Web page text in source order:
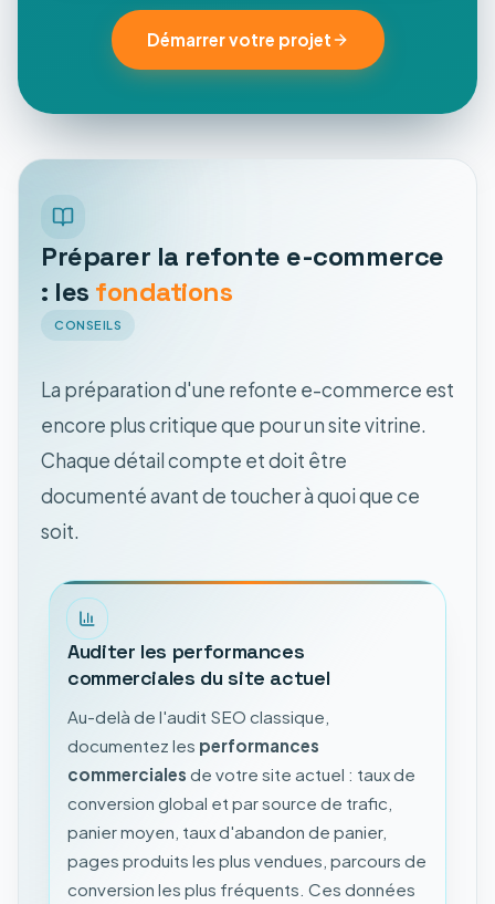
Démarrer votre projet
Préparer la refonte e-commerce
: les fondations
CONSEILS
La préparation d'une refonte e-commerce est
encore plus critique que pour un site vitrine.
Chaque détail compte et doit être
documenté avant de toucher à quoi que ce
soit.
Auditer les performances
commerciales du site actuel
Au-delà de l'audit SEO classique,
documentez les performances
commerciales de votre site actuel : taux de
conversion global et par source de trafic,
panier moyen, taux d'abandon de panier,
pages produits les plus vendues, parcours de
conversion les plus fréquents. Ces données